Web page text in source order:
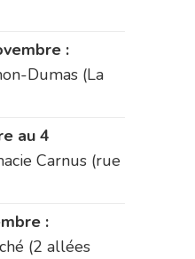
:
Dumas (La
au 4
Carnus (rue
:
(2 allées